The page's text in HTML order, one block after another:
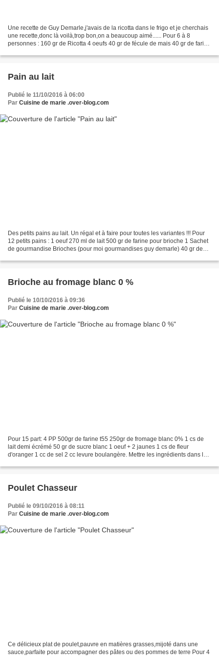
Une recette de Guy Demarle,j'avais de la ricotta dans le frigo et je cherchais
une recette,donc là voilà,trop bon,on a beaucoup aimé...... Pour 6 à 8
personnes : 160 gr de Ricotta 4 oeufs 40 gr de fécule de mais 40 gr de farine
Pain au lait
Publié le 11/10/2016 à 06:00
Par Cuisine de marie .over-blog.com
Des petits pains au lait. Un régal et à faire pour toutes les variantes !!! Pour
12 petits pains : 1 oeuf 270 ml de lait 500 gr de farine pour brioche 1 Sachet
de gourmandise Brioches (pour moi gourmandises guy demarle) 40 gr de
Brioche au fromage blanc 0 %
Publié le 10/10/2016 à 09:36
Par Cuisine de marie .over-blog.com
Pour 15 part: 4 PP 500gr de farine t55 250gr de fromage blanc 0% 1 cs de
lait demi écrémé 50 gr de sucre blanc 1 oeuf + 2 jaunes 1 cs de fleur
d'oranger 1 cc de sel 2 cc levure boulangère. Mettre les ingrédients dans la
Poulet Chasseur
Publié le 09/10/2016 à 08:11
Par Cuisine de marie .over-blog.com
Ce délicieux plat de poulet,pauvre en matières grasses,mijoté dans une
sauce,parfaite pour accompagner des pâtes ou des pommes de terre Pour 4